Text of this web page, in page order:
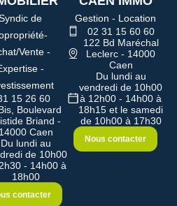
de
Vente -
-
15 26 60
Boulevard
Briand -
14000 Caen
Du lundi au
de 10h00
- 14h00 à
18h00
contacter
Gestion - Location
02 31 15 60 60
122 Bd Maréchal
Leclerc - 14000
Caen
Du lundi au
vendredi de 10h00
à 12h00 - 14h00 à
18h15 et le samedi
de 10h00 à 17h30
Nous contacter